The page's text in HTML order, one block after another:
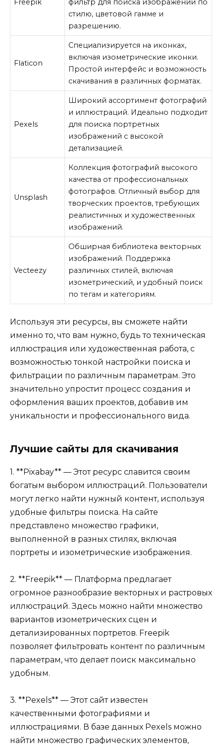
Freepik
фильтр для поиска изображений по
стилю, цветовой гамме и
разрешению.
Flaticon
Специализируется на иконках,
включая изометрические иконки.
Простой интерфейс и возможность
скачивания в различных форматах.
Pexels
Широкий ассортимент фотографий
и иллюстраций. Идеально подходит
для поиска портретных
изображений с высокой
детализацией.
Unsplash
Коллекция фотографий высокого
качества от профессиональных
фотографов. Отличный выбор для
творческих проектов, требующих
реалистичных и художественных
изображений.
Vecteezy
Обширная библиотека векторных
изображений. Поддержка
различных стилей, включая
изометрический, и удобный поиск
по тегам и категориям.
Используя эти ресурсы, вы сможете найти
именно то, что вам нужно, будь то техническая
иллюстрация или художественная работа, с
возможностью тонкой настройки поиска и
фильтрации по различным параметрам. Это
значительно упростит процесс создания и
оформления ваших проектов, добавив им
уникальности и профессионального вида.
Лучшие сайты для скачивания
1. **Pixabay** — Этот ресурс славится своим
богатым выбором иллюстраций. Пользователи
могут легко найти нужный контент, используя
удобные фильтры поиска. На сайте
представлено множество графики,
выполненной в разных стилях, включая
портреты и изометрические изображения.
2. **Freepik** — Платформа предлагает
огромное разнообразие векторных и растровых
иллюстраций. Здесь можно найти множество
вариантов изометрических сцен и
детализированных портретов. Freepik
позволяет фильтровать контент по различным
параметрам, что делает поиск максимально
удобным.
3. **Pexels** — Этот сайт известен
качественными фотографиями и
иллюстрациями. В базе данных Pexels можно
найти множество графических элементов,